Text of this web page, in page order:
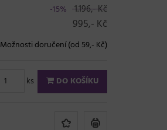
-15% 1.196,- Kč
995,- Kč
Možnosti doručení (od 59,- Kč)
ks DO KOŠÍKU